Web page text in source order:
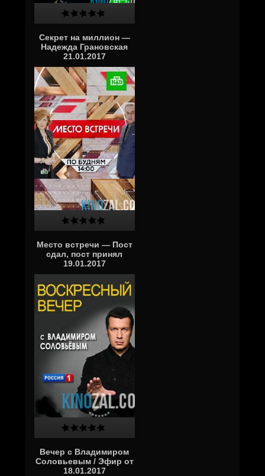
Секрет на миллион —
Надежда Грановская
21.01.2017
Место встречи — Пост
сдал, пост принял
19.01.2017
Вечер с Владимиром
Соловьевым / Эфир от
18.01.2017